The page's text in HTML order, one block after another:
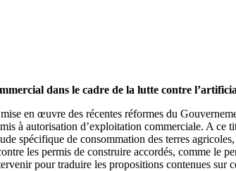
dans le cadre de la lutte contre
en œuvre des récentes réformes du
à autorisation d’exploitation commerciale. A
spécifique de consommation des terres
les permis de construire accordés, comme le
pour traduire les propositions contenues sur